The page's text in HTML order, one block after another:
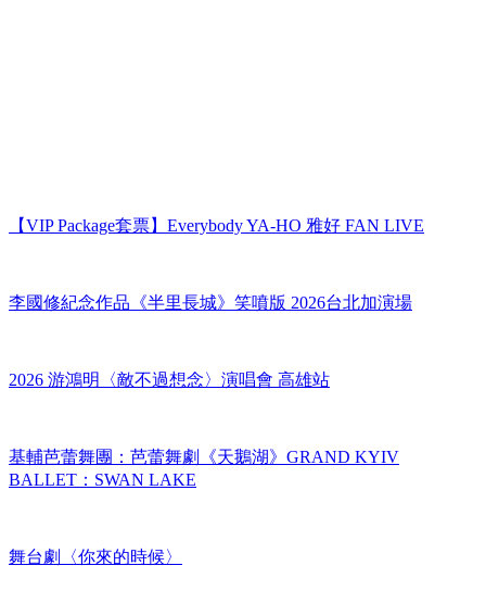
【VIP Package套票】Everybody YA-HO 雅好 FAN LIVE
李國修紀念作品《半里長城》笑噴版 2026台北加演場
2026 游鴻明〈敵不過想念〉演唱會 高雄站
基輔芭蕾舞團：芭蕾舞劇《天鵝湖》GRAND KYIV
BALLET：SWAN LAKE
舞台劇〈你來的時候〉